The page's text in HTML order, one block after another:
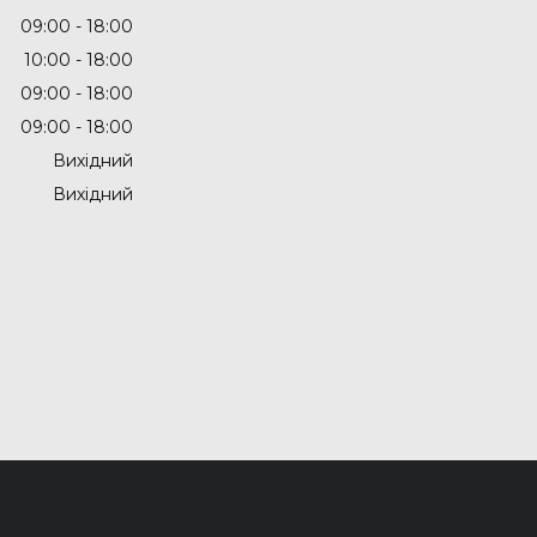
09:00
18:00
10:00
18:00
09:00
18:00
09:00
18:00
Вихідний
Вихідний